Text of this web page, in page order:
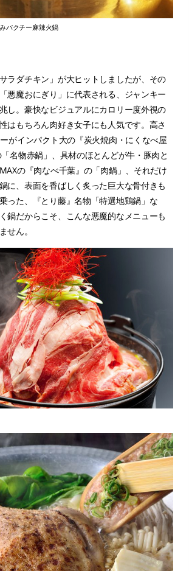
パクチー麻辣火鍋
ラダチキン」が大ヒットしましたが、その
悪魔おにぎり」に代表される、ジャンキー
し。豪快なビジュアルにカロリー度外視の
はもちろん肉好き女子にも人気です。高さ
がインパクト大の『炭火焼肉・にくなべ屋
名物赤鍋」、具材のほとんどが牛・豚肉と
の『肉なべ千葉』の「肉鍋」、それだけ
に、表面を香ばしく炙った巨大な骨付きも
った、『とり藤』名物「特選地鶏鍋」な
鍋だからこそ、こんな悪魔的なメニューも
せん。